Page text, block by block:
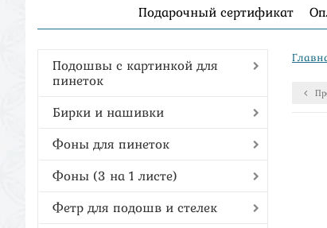
Подарочный сертификат
Подошвы с картинкой для
пинеток
Бирки и нашивки
Фоны для пинеток
Фоны (3 на 1 листе)
Фетр для подошв и стелек